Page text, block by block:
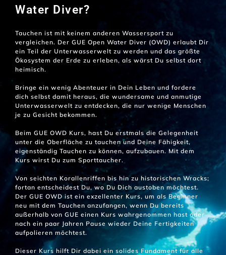
Water Diver?
Tauchen ist mit keinem anderen Wassersport zu
vergleichen. Der GUE Open Water Diver (OWD) erlaubt Dir
ein Teil der Unterwasserwelt zu werden und das größte
Ökosystem der Erde zu erleben, als wärst Du selbst dort
heimisch.
Bringe ein wenig Abenteuer in Dein Leben und fordere
dich selbst damit heraus, die wundersame und anmutige
Unterwasserwelt zu entdecken, die nur wenige Menschen
je zu Gesicht bekommen.
Beim GUE OWD Kurs, hast Du erstmals die Gelegenheit
unter die Oberfläche zu tauchen und Deine Fähigkeit,
eigenständig Tauchen zu können, aufzubauen. Mit dem
Kurs wirst Du zum Sporttaucher.
Von seichten Korallenriffen bis hin zu historischen Wracks;
fortan entscheidest Du, wo Du Dich austoben möchtest.
Der GUE OWD ist ein exzellenter Kurs, um als Beginner
neu mit dem Tauchen anzufangen, wenn Du bereits
außerhalb von GUE einen Kurs wahrgenommen hast oder
nach ein paar Jahren Pause wieder Deine Fertigkeiten
aufpolieren möchtest.
Dieser Kurs hilft Dir dabei ein solides Fundament für alle